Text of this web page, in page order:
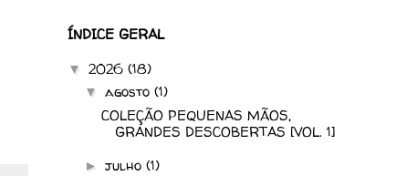
ÍNDICE GERAL
▼ 2026 (18)
▼ agosto (1)
COLEÇÃO PEQUENAS MÃOS,
GRANDES DESCOBERTAS [VOL. 1]
► julho (1)